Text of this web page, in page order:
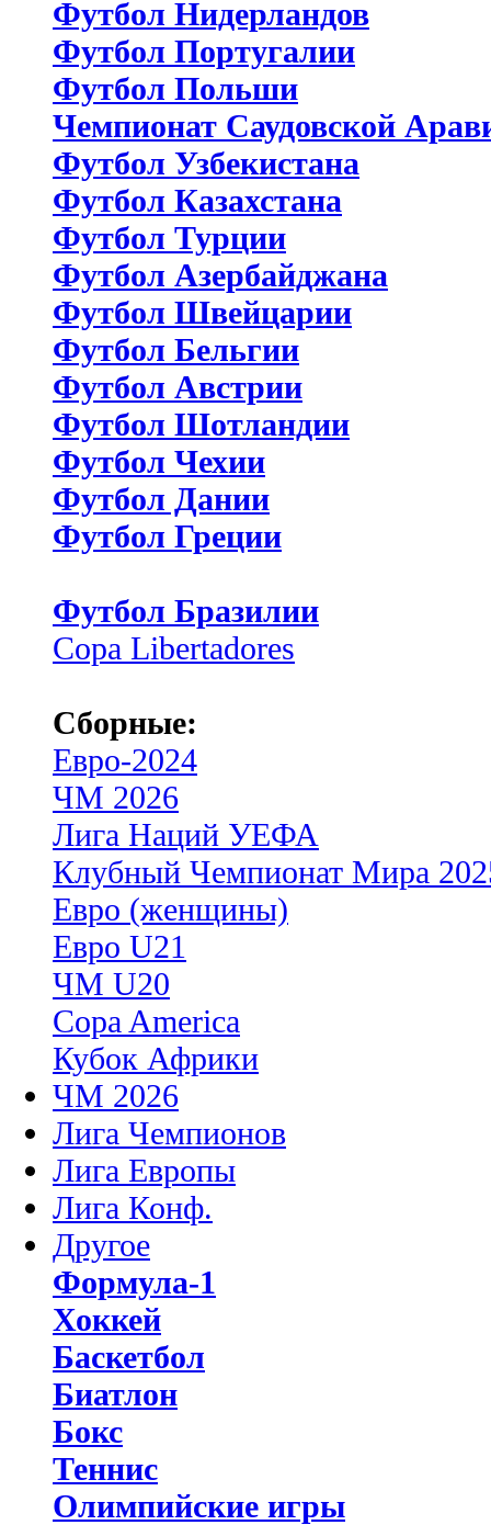
Футбол Нидерландов
Футбол Португалии
Футбол Польши
Чемпионат Саудовской
Футбол Узбекистана
Футбол Казахстана
Футбол Турции
Футбол Азербайджана
Футбол Швейцарии
Футбол Бельгии
Футбол Австрии
Футбол Шотландии
Футбол Чехии
Футбол Дании
Футбол Греции
Футбол Бразилии
Copa Libertadores
Сборные:
Евро-2024
ЧМ 2026
Лига Наций УЕФА
Клубный Чемпионат Мира
Евро (женщины)
Евро U21
ЧМ U20
Copa America
Кубок Африки
ЧМ 2026
Лига Чемпионов
Лига Европы
Лига Конф.
Другое
Формула-1
Хоккей
Баскетбол
Биатлон
Бокс
Теннис
Олимпийские игры